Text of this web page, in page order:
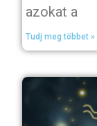
azokat a
Tudj meg többet »